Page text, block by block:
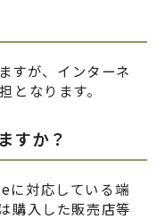
すが、インターネ
となります。
すか？
対応している端
購入した販売店等